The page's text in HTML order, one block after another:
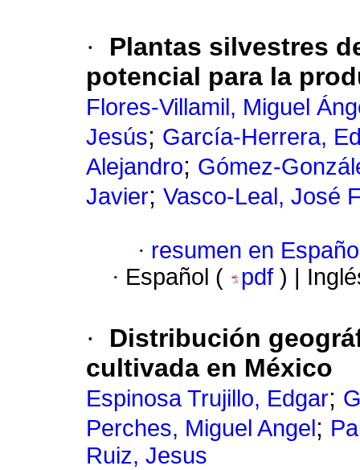
·
Plantas silvestres
potencial para la
Flores-Villamil, Miguel
Jesús; García-Herrera,
Alejandro; Gómez-
Javier; Vasco-Leal, José
· resumen en
· Español ( pdf ) |
·
Distribución
cultivada en México
Espinosa Trujillo, Edgar;
Perches, Miguel Angel ;
Ruiz, Jesus